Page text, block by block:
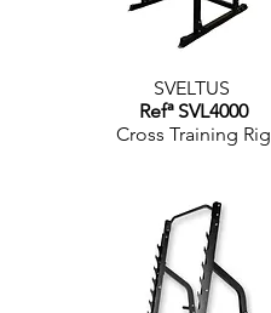
SVELTUS
Refª SVL4000
Cross Training Rig